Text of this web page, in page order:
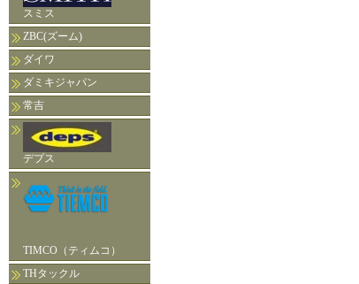
スミス
ZBC(ズーム)
ダイワ
ダミキジャパン
常吉
デプス
TIMCO（ティムコ）
THタックル